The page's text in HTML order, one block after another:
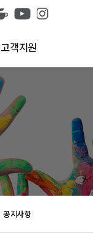
고객지원
공지사항